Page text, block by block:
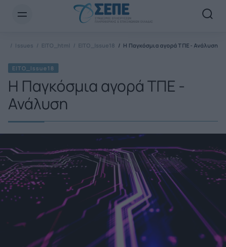
Issues EITO_html EITO_Issue18 Η Παγκόσμια αγορά ΤΠΕ - Ανάλυση
EITO_Issue18
Η Παγκόσμια αγορά ΤΠΕ -
Ανάλυση
Newsletter Email*